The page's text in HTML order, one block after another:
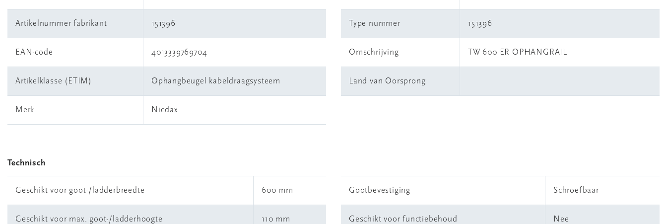
Artikelnummer fabrikant 151396
EAN-code 4013339769704
Artikelklasse (ETIM) Ophangbeugel kabeldraagsysteem
Merk Niedax
Type nummer 151396
Omschrijving TW 600 ER OPHANGRAIL
Land van Oorsprong
Technisch
Geschikt voor goot-/ladderbreedte 600 mm
Geschikt voor max. goot-/ladderhoogte 110 mm
Gootbevestiging Schroefbaar
Geschikt voor functiebehoud Nee